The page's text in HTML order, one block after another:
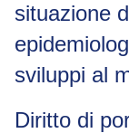
situazione
sviluppi al
Diritto di